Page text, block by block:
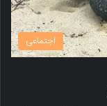
اجتماعی